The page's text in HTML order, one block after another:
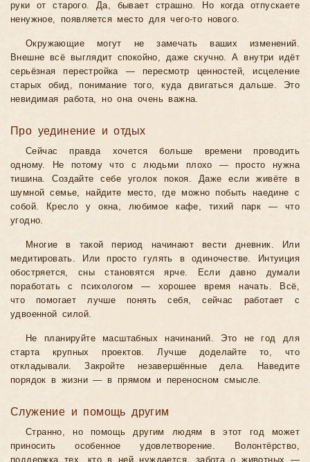
руки от старого. Да, бывает страшно. Но когда отпускаете
ненужное, появляется место для чего-то нового.
Окружающие могут не замечать ваших изменений.
Внешне всё выглядит спокойно, даже скучно. А внутри идёт
серьёзная перестройка — пересмотр ценностей, исцеление
старых обид, понимание того, куда двигаться дальше. Это
невидимая работа, но она очень важна.
Про уединение и отдых
Сейчас правда хочется больше времени проводить
одному. Не потому что с людьми плохо — просто нужна
тишина. Создайте себе уголок покоя. Даже если живёте в
шумной семье, найдите место, где можно побыть наедине с
собой. Кресло у окна, любимое кафе, тихий парк — что
угодно.
Многие в такой период начинают вести дневник. Или
медитировать. Или просто гулять в одиночестве. Интуиция
обостряется, сны становятся ярче. Если давно думали
поработать с психологом — хорошее время начать. Всё,
что помогает лучше понять себя, сейчас работает с
удвоенной силой.
Не планируйте масштабных начинаний. Это не год для
старта крупных проектов. Лучше доделайте то, что
откладывали. Закройте незавершённые дела. Наведите
порядок в жизни — в прямом и переносном смысле.
Служение и помощь другим
Странно, но помощь другим людям в этот год может
приносить особенное удовлетворение. Волонтёрство,